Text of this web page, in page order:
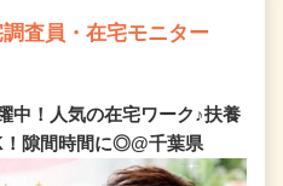
査員・在宅モニター
中！人気の在宅ワーク♪扶養
隙間時間に◎@千葉県